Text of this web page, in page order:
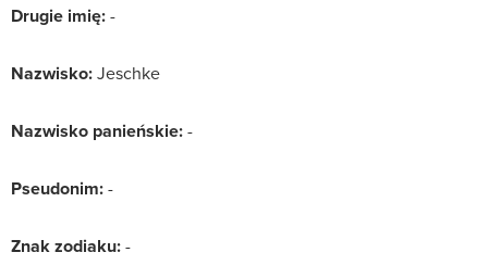
Drugie imię:-
Nazwisko:Jeschke
Nazwisko panieńskie:-
Pseudonim:-
Znak zodiaku:-